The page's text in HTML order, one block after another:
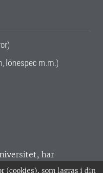
(cookies), som lagras i din
lönespec m.m.)
har
Huvudorter är